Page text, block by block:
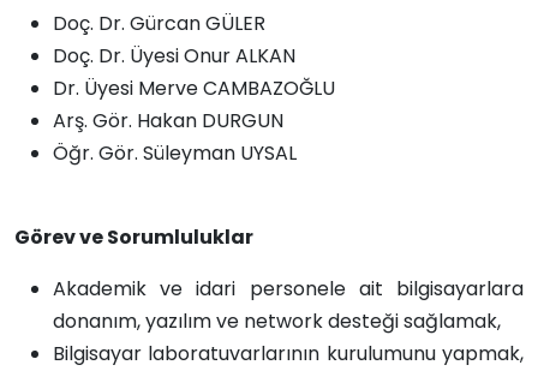
Doç. Dr. Gürcan GÜLER
Doç. Dr. Üyesi Onur ALKAN
Dr. Üyesi Merve CAMBAZOĞLU
Arş. Gör. Hakan DURGUN
Öğr. Gör. Süleyman UYSAL
Görev ve Sorumluluklar
Akademik ve idari personele ait bilgisayarlara
donanım, yazılım ve network desteği sağlamak,
Bilgisayar laboratuvarlarının kurulumunu yapmak,